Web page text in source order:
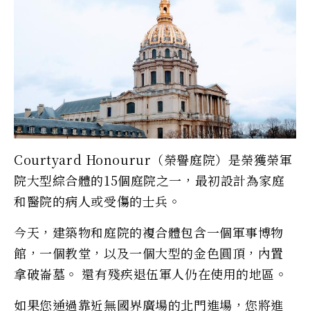
Courtyard Honourur（榮譽庭院）是榮獲榮軍
院大型綜合體的15個庭院之一，最初設計為家庭
和醫院的病人或受傷的士兵。
今天，建築物和庭院的複合體包含一個軍事博物
館，一個教堂，以及一個大型的金色圓頂，內置
拿破崙墓。 還有殘疾退伍軍人仍在使用的地區。
如果您通過靠近無國界廣場的北門進場，您將進